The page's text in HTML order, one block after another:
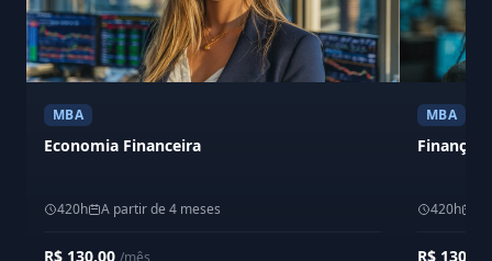
MBA
Economia Financeira
420h A partir de 4 meses
R$ 130,00 /mês
MBA
Finanças
420h
R$ 130,00